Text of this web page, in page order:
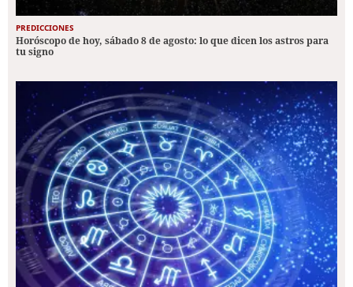
PREDICCIONES
Horóscopo de hoy, sábado 8 de agosto: lo que dicen los astros para
tu signo